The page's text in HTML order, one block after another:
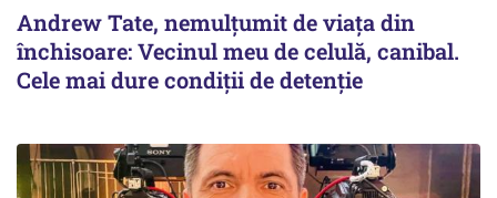
Andrew Tate, nemulțumit de viața din
închisoare: Vecinul meu de celulă, canibal.
Cele mai dure condiții de detenție